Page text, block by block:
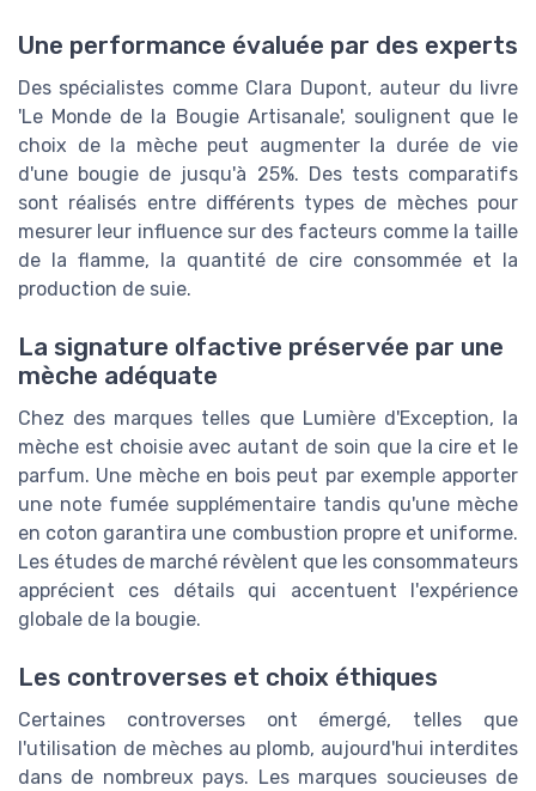
Une performance évaluée par des experts
Des spécialistes comme Clara Dupont, auteur du livre
'Le Monde de la Bougie Artisanale', soulignent que le
choix de la mèche peut augmenter la durée de vie
d'une bougie de jusqu'à 25%. Des tests comparatifs
sont réalisés entre différents types de mèches pour
mesurer leur influence sur des facteurs comme la taille
de la flamme, la quantité de cire consommée et la
production de suie.
La signature olfactive préservée par une
mèche adéquate
Chez des marques telles que Lumière d'Exception, la
mèche est choisie avec autant de soin que la cire et le
parfum. Une mèche en bois peut par exemple apporter
une note fumée supplémentaire tandis qu'une mèche
en coton garantira une combustion propre et uniforme.
Les études de marché révèlent que les consommateurs
apprécient ces détails qui accentuent l'expérience
globale de la bougie.
Les controverses et choix éthiques
Certaines controverses ont émergé, telles que
l'utilisation de mèches au plomb, aujourd'hui interdites
dans de nombreux pays. Les marques soucieuses de